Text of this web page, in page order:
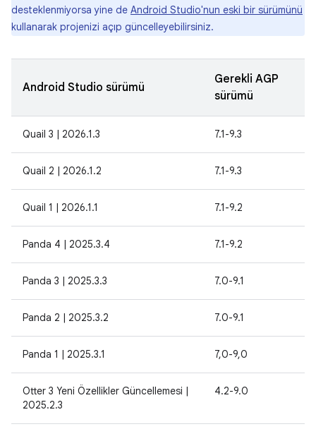
desteklenmiyorsa yine de Android Studio'nun eski bir sürümünü
kullanarak projenizi açıp güncelleyebilirsiniz.
Android Studio sürümü
Gerekli AGP
sürümü
Quail 3 | 2026.1.3 7.1-9.3
Quail 2 | 2026.1.2 7.1-9.3
Quail 1 | 2026.1.1 7.1-9.2
Panda 4 | 2025.3.4 7.1-9.2
Panda 3 | 2025.3.3 7.0-9.1
Panda 2 | 2025.3.2 7.0-9.1
Panda 1 | 2025.3.1 7,0-9,0
Otter 3 Yeni Özellikler Güncellemesi |
2025.2.3
4.2-9.0